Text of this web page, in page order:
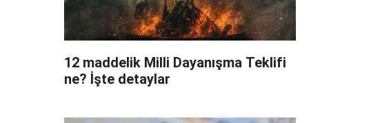
12 maddelik Milli Dayanışma Teklifi
ne? İşte detaylar